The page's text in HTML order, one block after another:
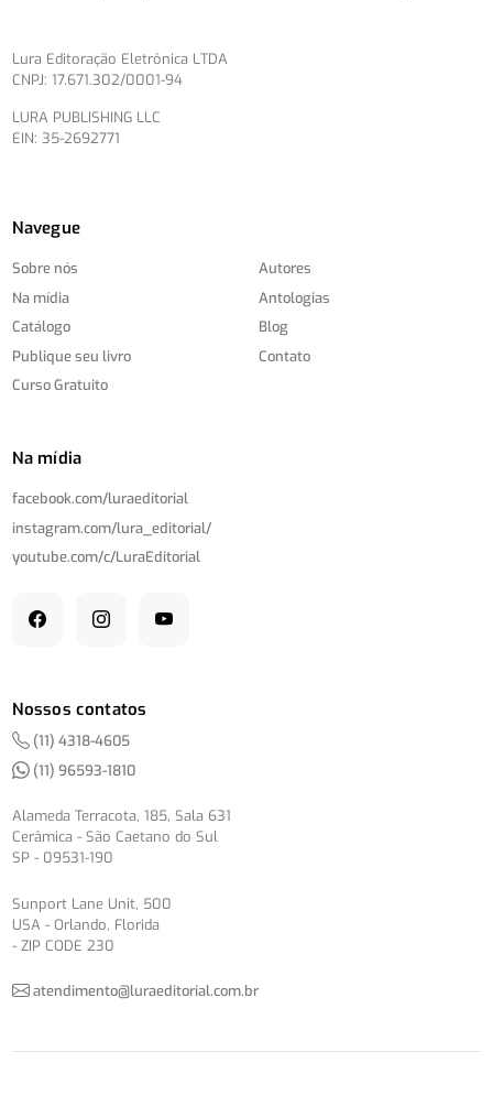
Lura Editoração Eletrônica LTDA
CNPJ: 17.671.302/0001-94
LURA PUBLISHING LLC
EIN: 35-2692771
Navegue
Sobre nós
Na mídia
Catálogo
Publique seu livro
Curso Gratuito
Autores
Antologias
Blog
Contato
Na mídia
facebook.com/luraeditorial
instagram.com/lura_editorial/
youtube.com/c/LuraEditorial
Nossos contatos
(11) 4318-4605
(11) 96593-1810
Alameda Terracota, 185, Sala 631
Cerâmica - São Caetano do Sul
SP - 09531-190
Sunport Lane Unit, 500
USA - Orlando, Florida
- ZIP CODE 230
atendimento@luraeditorial.com.br